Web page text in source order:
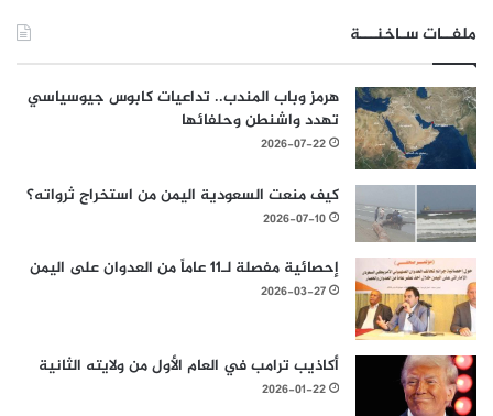
ملفــات سـاخنـــة
هرمز وباب المندب.. تداعيات كابوس جيوسياسي
تهدد واشنطن وحلفائها
2026-07-22
كيف منعت السعودية اليمن من استخراج ثرواته؟
2026-07-10
إحصائية مفصلة لـ11 عاماً من العدوان على اليمن
2026-03-27
أكاذيب ترامب في العام الأول من ولايته الثانية
2026-01-22